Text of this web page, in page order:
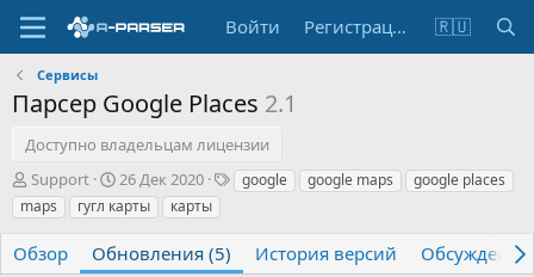
Войти Регистрация 🇷🇺
Сервисы
Парсер Google Places 2.1
Доступно владельцам лицензии
А
в
т
о
р
Support
Д
а
т
с
26 Дек 2020
Т google google maps
google places
maps
гугл карты карты
Обзор Обновления (5) История версий Обсуждение